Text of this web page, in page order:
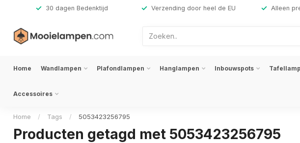
30 dagen Bedenktijd Verzending door heel de EU Alleen
Home Wandlampen Plafondlampen Hanglampen Inbouwspots
Accessoires
Home / Tags / 5053423256795
Producten getagd met 5053423256795